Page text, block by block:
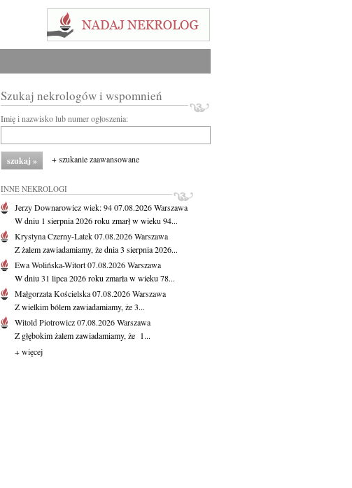
Szukaj nekrologów i wspomnień
Imię i nazwisko lub numer ogłoszenia:
+ szukanie zaawansowane
INNE NEKROLOGI
Jerzy Downarowiczwiek: 9407.08.2026Warszawa
W dniu 1 sierpnia 2026 roku zmarł w wieku 94...
Krystyna Czerny-Latek07.08.2026Warszawa
Z żalem zawiadamiamy, że dnia 3 sierpnia 2026...
Ewa Wolińska-Witort07.08.2026Warszawa
W dniu 31 lipca 2026 roku zmarła w wieku 78...
Małgorzata Kościelska07.08.2026Warszawa
Z wielkim bólem zawiadamiamy, że 3...
Witold Piotrowicz07.08.2026Warszawa
Z głębokim żalem zawiadamiamy, że 1...
+ więcej